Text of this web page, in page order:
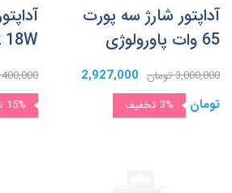
آداپتور شارژ سه پورت
65 وات پاورولوژی
3,000,000 تومان
2,927,000
تومان
3% تخفیف
18W
400,000 تومان
15%